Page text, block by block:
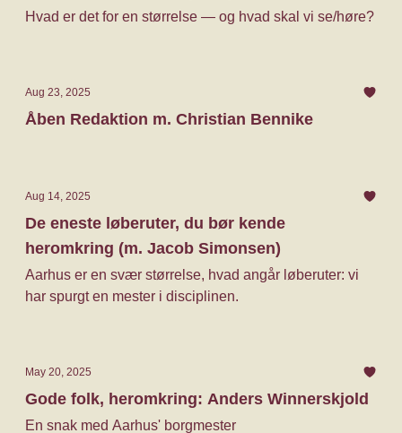
Hvad er det for en størrelse — og hvad skal vi se/høre?
Aug 23, 2025
Åben Redaktion m. Christian Bennike
Aug 14, 2025
De eneste løberuter, du bør kende
heromkring (m. Jacob Simonsen)
Aarhus er en svær størrelse, hvad angår løberuter: vi
har spurgt en mester i disciplinen.
May 20, 2025
Gode folk, heromkring: Anders Winnerskjold
En snak med Aarhus' borgmester